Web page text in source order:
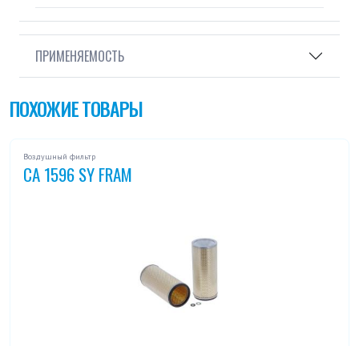
ПРИМЕНЯЕМОСТЬ
ПОХОЖИЕ ТОВАРЫ
Воздушный фильтр
CA 1596 SY FRAM